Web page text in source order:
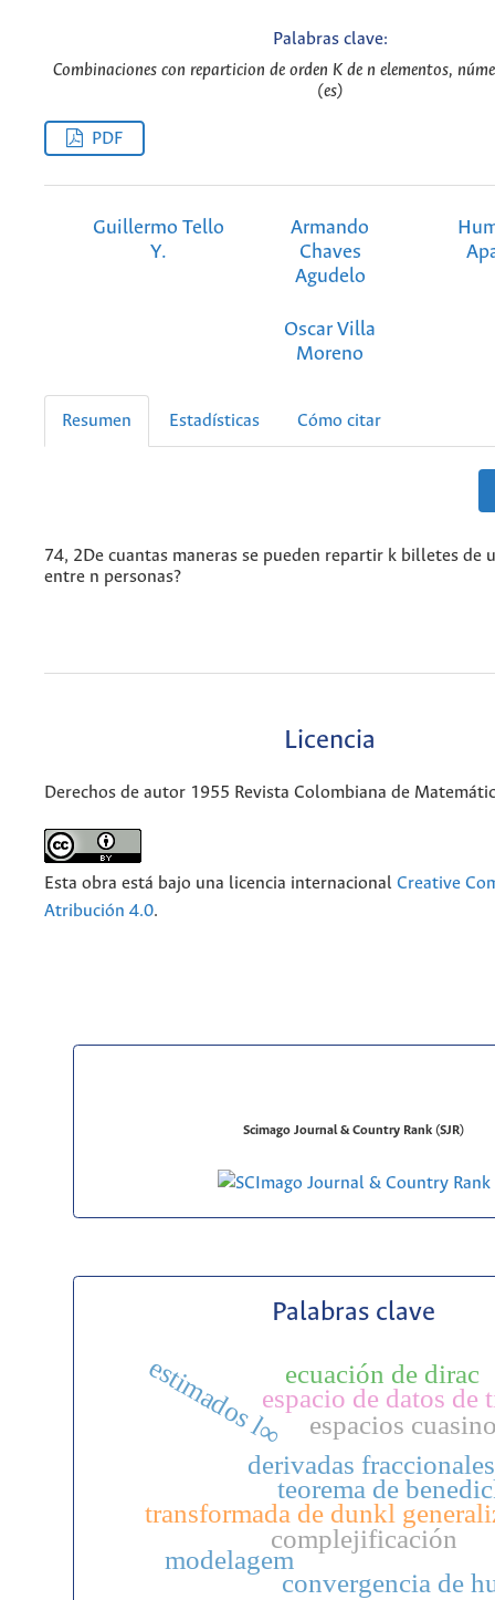
Palabras clave:
Combinaciones con reparticion de orden K de n elementos,
(es)
PDF
Guillermo Tello
Y.
Armando
Chaves
Agudelo
Oscar Villa
Moreno
Resumen Estadísticas Cómo citar
74, 2De cuantas maneras se pueden repartir k billetes de
entre n personas?
Licencia
Derechos de autor 1955 Revista Colombiana de
Esta obra está bajo una licencia internacional Creative
Atribución 4.0.
Scimago Journal & Country Rank (SJR)
Palabras clave
transformada de dunkl
teorema de
modelagem
derivadas fraccionales
espacios
convergencia de
estimados l∞espacio de datos de
complejificación
ecuación de dirac